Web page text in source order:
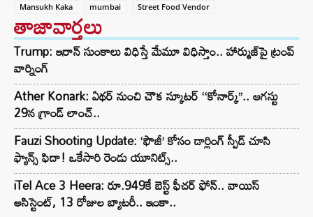
Mansukh Kaka
mumbai Street Food Vendor
తాజావార్తలు
Trump: ఇరాన్ సుంకాలు విధిస్తే మేమూ విధిస్తాం.. హార్ముజ్‌పై ట్రంప్
వార్నింగ్
Ather Konark: ఏథర్ నుంచి చౌక స్కూటర్ ‘‘కోనార్క్’’.. ఆగస్టు
29న గ్రాండ్ లాంచ్..
Fauzi Shooting Update: ‘ఫౌజీ’ కోసం డార్లింగ్ స్పీడ్ చూసి
ఫ్యాన్స్ ఫిదా! ఒకేసారి రెండు యూనిట్స్..
iTel Ace 3 Heera: రూ.949కే బెస్ట్ ఫీచర్ ఫోన్.. వాయిస్
అసిస్టెంట్, 13 రోజుల బ్యాటరీ.. ఇంకా..